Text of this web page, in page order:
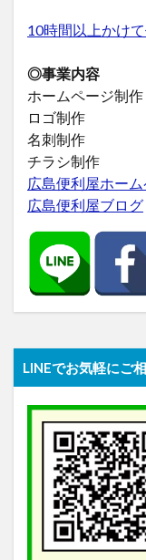
10時間以上かけ
◎事業内容
ホームページ制作
ロゴ制作
名刺制作
チラシ制作
広島便利屋ホー
広島便利屋ブログ
LINEでお気軽にご